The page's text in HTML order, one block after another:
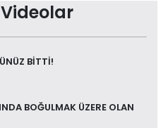
BİTTİ!
BOĞULMAK ÜZERE OLAN